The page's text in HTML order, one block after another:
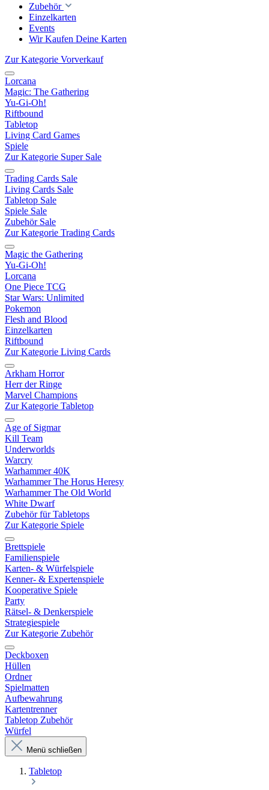
Zubehör
Einzelkarten
Events
Wir Kaufen Deine Karten
Zur Kategorie Vorverkauf
Lorcana
Magic: The Gathering
Yu-Gi-Oh!
Riftbound
Tabletop
Living Card Games
Spiele
Zur Kategorie Super Sale
Trading Cards Sale
Living Cards Sale
Tabletop Sale
Spiele Sale
Zubehör Sale
Zur Kategorie Trading Cards
Magic the Gathering
Yu-Gi-Oh!
Lorcana
One Piece TCG
Star Wars: Unlimited
Pokemon
Flesh and Blood
Einzelkarten
Riftbound
Zur Kategorie Living Cards
Arkham Horror
Herr der Ringe
Marvel Champions
Zur Kategorie Tabletop
Age of Sigmar
Kill Team
Underworlds
Warcry
Warhammer 40K
Warhammer The Horus Heresy
Warhammer The Old World
White Dwarf
Zubehör für Tabletops
Zur Kategorie Spiele
Brettspiele
Familienspiele
Karten- & Würfelspiele
Kenner- & Expertenspiele
Kooperative Spiele
Party
Rätsel- & Denkerspiele
Strategiespiele
Zur Kategorie Zubehör
Deckboxen
Hüllen
Ordner
Spielmatten
Aufbewahrung
Kartentrenner
Tabletop Zubehör
Würfel
Menü schließen
Tabletop